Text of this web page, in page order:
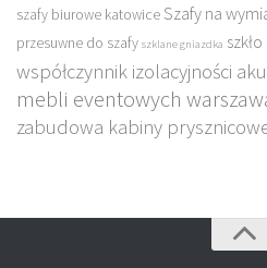
szafy biurowe katowiceSzafy na
przesuwne do szafy szklane gniazdka
współczynnik izolacyjności
mebli eventowych
zabudowa kabiny